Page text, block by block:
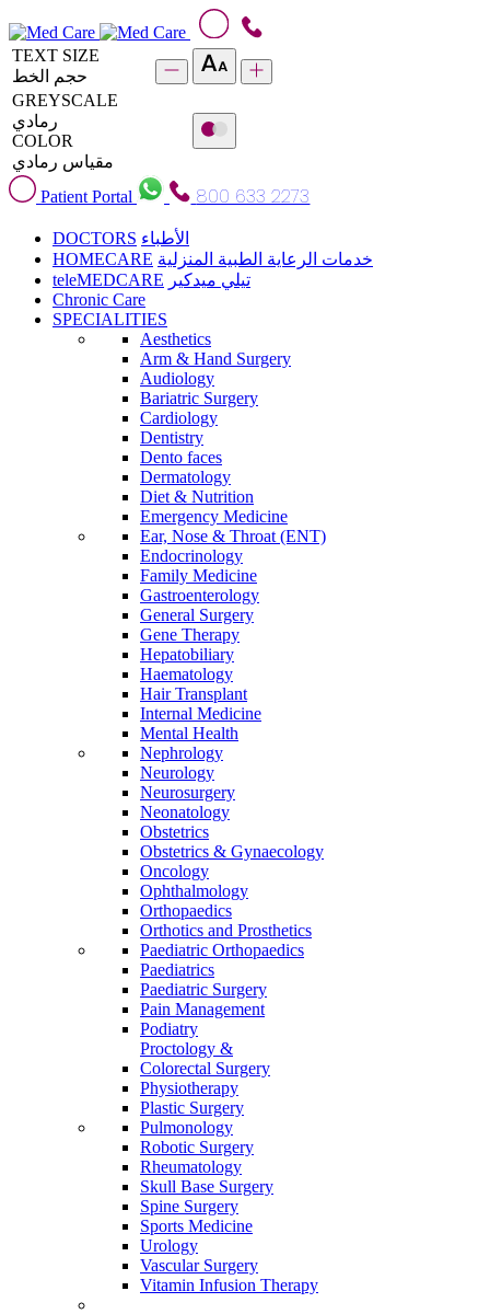
TEXT SIZE
حجم الخط
GREYSCALE
رمادي
COLOR
مقياس رمادي
Patient Portal
800 633 2273
DOCTORS الأطباء
HOMECARE خدمات الرعاية الطبية المنزلية
teleMEDCARE تيلي ميدكير
Chronic Care
SPECIALITIES
Aesthetics
Arm & Hand Surgery
Audiology
Bariatric Surgery
Cardiology
Dentistry
Dento faces
Dermatology
Diet & Nutrition
Emergency Medicine
Ear, Nose & Throat (ENT)
Endocrinology
Family Medicine
Gastroenterology
General Surgery
Gene Therapy
Hepatobiliary
Haematology
Hair Transplant
Internal Medicine
Mental Health
Nephrology
Neurology
Neurosurgery
Neonatology
Obstetrics
Obstetrics & Gynaecology
Oncology
Ophthalmology
Orthopaedics
Orthotics and Prosthetics
Paediatric Orthopaedics
Paediatrics
Paediatric Surgery
Pain Management
Podiatry
Proctology &
Colorectal Surgery
Physiotherapy
Plastic Surgery
Pulmonology
Robotic Surgery
Rheumatology
Skull Base Surgery
Spine Surgery
Sports Medicine
Urology
Vascular Surgery
Vitamin Infusion Therapy